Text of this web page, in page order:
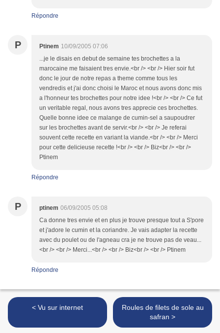
Répondre
P Ptinem 10/09/2005 07:06
...je le disais en debut de semaine tes brochettes a la
marocaine me faisaient tres envie.<br /> <br /> Hier soir fut
donc le jour de notre repas a theme comme tous les
vendredis et j'ai donc choisi le Maroc et nous avons donc mis
a l'honneur tes brochettes pour notre idee !<br /> <br /> Ce fut
un veritable regal, nous avons tres apprecie ces brochettes.
Quelle bonne idee ce malange de cumin-sel a saupoudrer
sur les brochettes avant de servir.<br /> <br /> Je referai
souvent cette recette en variant la viande.<br /> <br /> Merci
pour cette delicieuse recette !<br /> <br /> Biz<br /> <br />
Ptinem
Répondre
P ptinem 06/09/2005 05:08
Ca donne tres envie et en plus je trouve presque tout a S'pore
et j'adore le cumin et la coriandre. Je vais adapter la recette
avec du poulet ou de l'agneau cra je ne trouve pas de veau...
<br /> <br /> Merci...<br /> <br /> Biz<br /> <br /> Ptinem
Répondre
< Vu sur internet
Roules de filets de sole au
safran >